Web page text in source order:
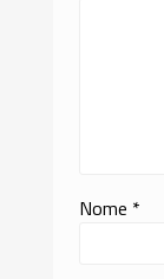
Nome *